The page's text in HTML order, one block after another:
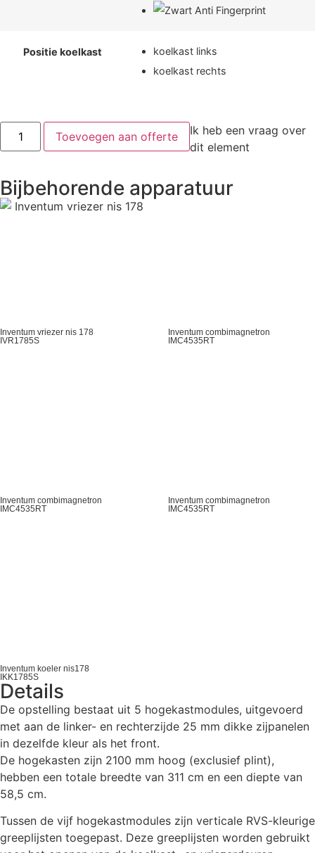
Positie koelkast
koelkast links
koelkast rechts
Toevoegen aan offerte
Ik heb een vraag over
dit element
Bijbehorende apparatuur
Inventum vriezer nis 178
IVR1785S
Inventum combimagnetron
IMC4535RT
Inventum combimagnetron
IMC4535RT
Inventum combimagnetron
IMC4535RT
Inventum koeler nis178
IKK1785S
Details
De opstelling bestaat uit 5 hogekastmodules, uitgevoerd
met aan de linker- en rechterzijde 25 mm dikke zijpanelen
in dezelfde kleur als het front.
De hogekasten zijn 2100 mm hoog (exclusief plint),
hebben een totale breedte van 311 cm en een diepte van
58,5 cm.
Tussen de vijf hogekastmodules zijn verticale RVS-kleurige
greeplijsten toegepast. Deze greeplijsten worden gebruikt